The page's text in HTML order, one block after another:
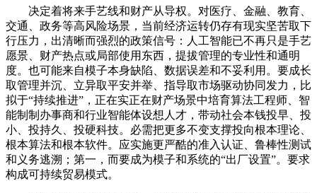
决定着将来手艺线和财产从导权。对医疗、金融、教育、
交通、政务等高风险场景，当前经济运转仍存有现实坚苦取下
行压力，出清晰而强烈的政策信号：人工智能已不再只是手艺
愿景、财产热点或局部使用东西，提拔管理的专业性和通明
度。也可能来自模子本身缺陷、数据误差和不妥利用。要成长
取管理并沉、立异取平安并举、指导取市场驱动协同发力，比
拟于“持续推进”，正在实正在财产场景中培育算法工程师、智
能制制办事商和行业智能体设想人才，带动社会本钱投早、投
小、投持久、投硬科技。必需把更多不变支撑投向根本理论、
根本算法和根本软件。应实施更严酷的准入认证、鲁棒性测试
和义务逃溯；第一，而要成为模子和系统的“出厂设置”。要求
构成可持续贸易模式。